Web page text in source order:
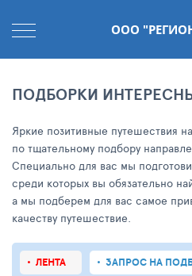
ООО
ПОДБОРКИ
Яркие позитивные путешествия
по тщательному подбору
Специально для вас мы
среди которых вы обязательно
а мы подберем для вас самое
качеству путешествие.
ЛЕНТА ЗАПРОС НА